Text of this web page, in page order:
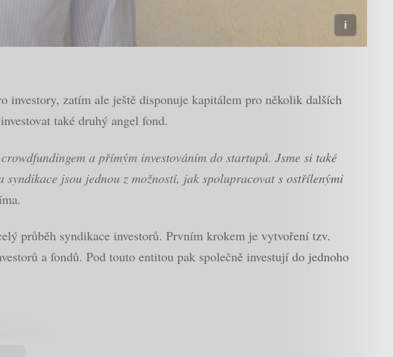
zatím ale ještě disponuje kapitálem pro několik dalších
také druhý angel fond.
a přímým investováním do startupů. Jsme si také
jsou jednou z možností, jak spolupracovat s ostřílenými
průběh syndikace investorů. Prvním krokem je vytvoření tzv.
a fondů. Pod touto entitou pak společně investují do jednoho